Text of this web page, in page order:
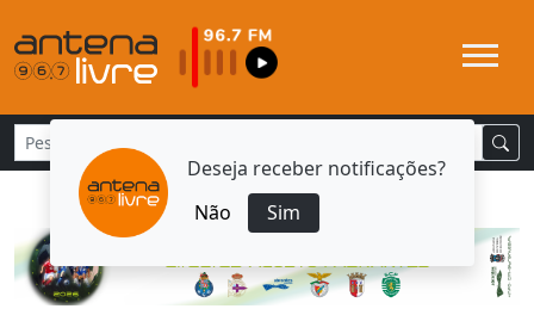
Deseja receber notificações?
Não
Sim